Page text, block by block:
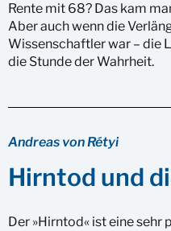
Rente mit 68? Das kam
Aber auch wenn die
Wissenschaftler war – die
die Stunde der Wahrheit.
Andreas von Rétyi
Hirntod und
Der »Hirntod« ist eine